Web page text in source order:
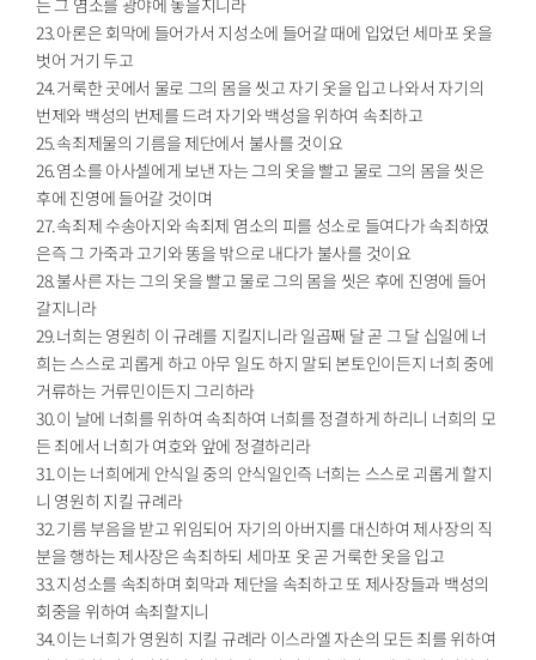
23.아론은 회막에 들어가서 지성소에 들어갈 때에 입었던 세마포 옷을
벗어 거기 두고
24.거룩한 곳에서 물로 그의 몸을 씻고 자기 옷을 입고 나와서 자기의
번제와 백성의 번제를 드려 자기와 백성을 위하여 속죄하고
25.속죄제물의 기름을 제단에서 불사를 것이요
26.염소를 아사셀에게 보낸 자는 그의 옷을 빨고 물로 그의 몸을 씻은
후에 진영에 들어갈 것이며
27.속죄제 수송아지와 속죄제 염소의 피를 성소로 들여다가 속죄하였
은즉 그 가죽과 고기와 똥을 밖으로 내다가 불사를 것이요
28.불사른 자는 그의 옷을 빨고 물로 그의 몸을 씻은 후에 진영에 들어
갈지니라
29.너희는 영원히 이 규례를 지킬지니라 일곱째 달 곧 그 달 십일에 너
희는 스스로 괴롭게 하고 아무 일도 하지 말되 본토인이든지 너희 중에
거류하는 거류민이든지 그리하라
30.이 날에 너희를 위하여 속죄하여 너희를 정결하게 하리니 너희의 모
든 죄에서 너희가 여호와 앞에 정결하리라
31.이는 너희에게 안식일 중의 안식일인즉 너희는 스스로 괴롭게 할지
니 영원히 지킬 규례라
32.기름 부음을 받고 위임되어 자기의 아버지를 대신하여 제사장의 직
분을 행하는 제사장은 속죄하되 세마포 옷 곧 거룩한 옷을 입고
33.지성소를 속죄하며 회막과 제단을 속죄하고 또 제사장들과 백성의
회중을 위하여 속죄할지니
34.이는 너희가 영원히 지킬 규례라 이스라엘 자손의 모든 죄를 위하여